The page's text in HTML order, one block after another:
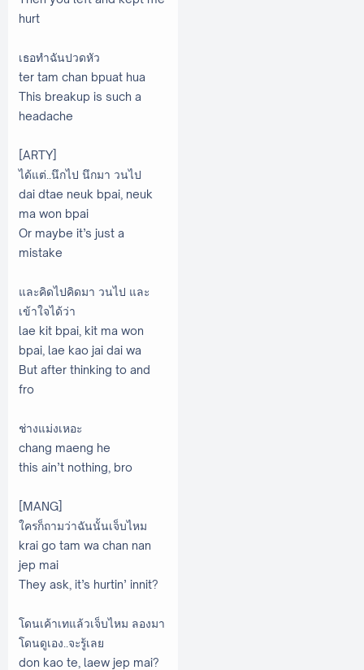
hurt
เธอทำฉันปวดหัว
ter tam chan bpuat hua
This breakup is such a
headache
[ARTY]
ได้แต่..นึกไป นึกมา วนไป
dai dtae neuk bpai, neuk
ma won bpai
Or maybe it’s just a
mistake
และคิดไปคิดมา วนไป และ
เข้าใจได้ว่า
lae kit bpai, kit ma won
bpai, lae kao jai dai wa
But after thinking to and
fro
ช่างแม่งเหอะ
chang maeng he
this ain’t nothing, bro
[MANG]
ใครก็ถามว่าฉันนั้นเจ็บไหม
krai go tam wa chan nan
jep mai
They ask, it’s hurtin’ innit?
โดนเค้าเทแล้วเจ็บไหม ลองมา
โดนดูเอง..จะรู้เลย
don kao te, laew jep mai?